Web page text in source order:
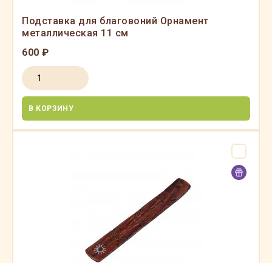
Подставка для благовоний Орнамент
металлическая 11 см
600 ₽
В КОРЗИНУ